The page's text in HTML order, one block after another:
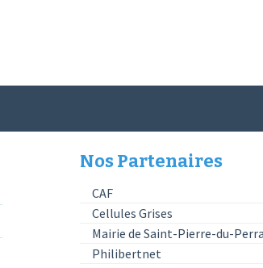
Nos Partenaires
CAF
Cellules Grises
Mairie de Saint-Pierre-du-
Philibertnet